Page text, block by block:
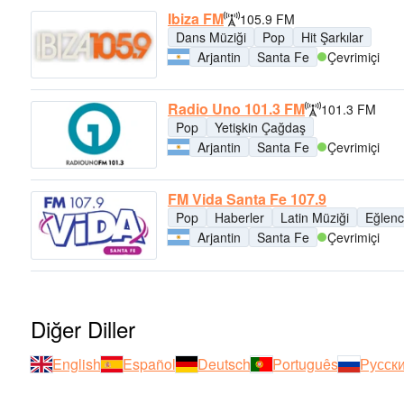
Ibiza FM
105.9 FM
Dans Müziği
Pop
Hit Şarkılar
Arjantin
Santa Fe Çevrimiçi
Radio Uno 101.3 FM
101.3 FM
Pop
Yetişkin Çağdaş
Arjantin
Santa Fe Çevrimiçi
FM Vida Santa Fe 107.9
Pop Haberler Latin Müziği
Arjantin
Santa Fe Çevrimiçi
Diğer Diller
English Español Deutsch Português